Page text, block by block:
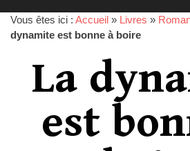
Vous êtes ici : Accueil » Livres »
dynamite est bonne à boire
La
est